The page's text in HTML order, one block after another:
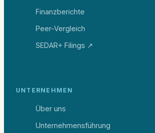
Finanzberichte
Peer-Vergleich
SEDAR+ Filings ↗
UNTERNEHMEN
Über uns
Unternehmensführung